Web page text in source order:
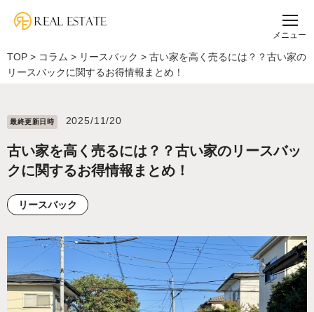
メニュー
TOP > コラム > リースバック > 古い家を高く売るには？？古い家の
リースバックに関するお得情報まとめ！
最終更新⽇時 2025/11/20
古い家を高く売るには？？古い家のリースバッ
クに関するお得情報まとめ！
リースバック